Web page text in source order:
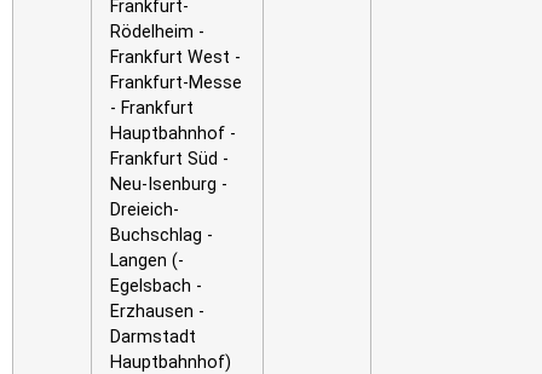
Frankfurt-
Rödelheim -
Frankfurt West -
Frankfurt-Messe
- Frankfurt
Hauptbahnhof -
Frankfurt Süd -
Neu-Isenburg -
Dreieich-
Buchschlag -
Langen (-
Egelsbach -
Erzhausen -
Darmstadt
Hauptbahnhof)